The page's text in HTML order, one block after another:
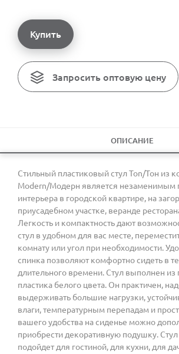
Купить
Запросить оптовую цену
ОПИСАНИЕ
Стильный пластиковый стул Ton/Тон из
Modern/Модерн является незаменимым
интерьера в городской квартире, на
приусадебном участке, веранде
Легкость и компактность дают
стул в удобном для вас месте,
комнату или угол при необходимости.
спинка позволяют комфортно сидеть в
длительного времени. Стул выполнен из
пластика белого цвета. Он практичен,
выдерживать большие нагрузки,
влаги, температурным перепадам и
вашего удобства на сиденье можно
приобрести декоративную подушку.
подойдет для гостиной, для кухни, для